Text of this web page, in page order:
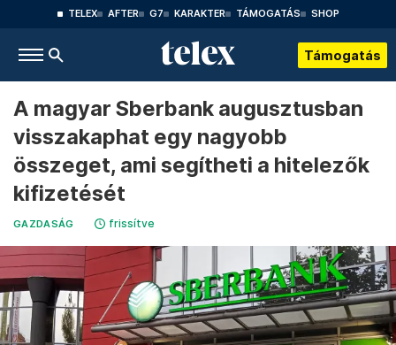
TELEX AFTER G7 KARAKTER TÁMOGATÁS SHOP
Támogatás
A magyar Sberbank augusztusban
visszakaphat egy nagyobb
összeget, ami segítheti a hitelezők
kifizetését
GAZDASÁG frissítve